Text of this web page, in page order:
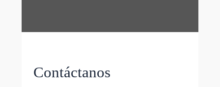
Contáctanos